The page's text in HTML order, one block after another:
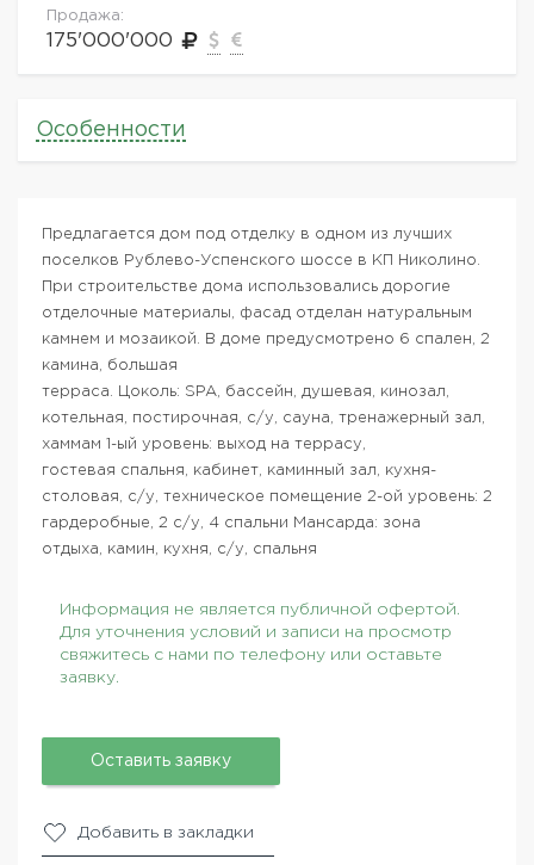
Продажа:
175'000'000
Особенности
Предлагается дом под отделку в одном из лучших
поселков Рублево-Успенского шоссе в КП Николино.
При строительстве дома использовались дорогие
отделочные материалы, фасад отделан натуральным
камнем и мозаикой. В доме предусмотрено 6 спален, 2
камина, большая
терраса. Цоколь: SPA, бассейн, душевая, кинозал,
котельная, постирочная, с/у, сауна, тренажерный зал,
хаммам 1-ый уровень: выход на террасу,
гостевая спальня, кабинет, каминный зал, кухня-
столовая, с/у, техническое помещение 2-ой уровень: 2
гардеробные, 2 с/у, 4 спальни Мансарда: зона
отдыха, камин, кухня, с/у, спальня
Информация не является публичной офертой.
Для уточнения условий и записи на просмотр
свяжитесь с нами по телефону или оставьте
заявку.
Оставить заявку
Добавить в закладки